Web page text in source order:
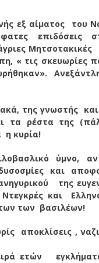
εξ αίματος του
επιδόσεις
« τις
της γνωστής
τα ρέστα της
κυρία!
ύμνο,
και
της
και
των βασιλέων!
αποκλίσεις ,
ετών